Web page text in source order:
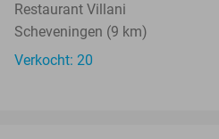
Restaurant Villani
Scheveningen (9 km)
Verkocht: 20